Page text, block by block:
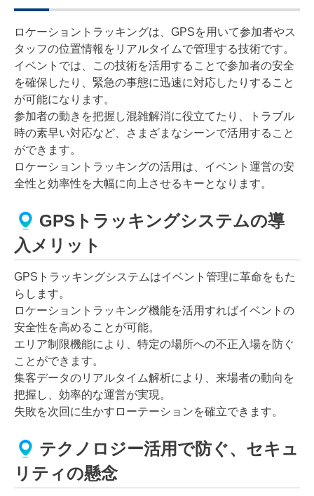
ロケーショントラッキングは、GPSを用いて参加者やス
タッフの位置情報をリアルタイムで管理する技術です。
イベントでは、この技術を活用することで参加者の安全
を確保したり、緊急の事態に迅速に対応したりすること
が可能になります。
参加者の動きを把握し混雑解消に役立てたり、トラブル
時の素早い対応など、さまざまなシーンで活用すること
ができます。
ロケーショントラッキングの活用は、イベント運営の安
全性と効率性を大幅に向上させるキーとなります。
GPSトラッキングシステムの導
入メリット
GPSトラッキングシステムはイベント管理に革命をもた
らします。
ロケーショントラッキング機能を活用すればイベントの
安全性を高めることが可能。
エリア制限機能により、特定の場所への不正入場を防ぐ
ことができます。
集客データのリアルタイム解析により、来場者の動向を
把握し、効率的な運営が実現。
失敗を次回に生かすローテーションを確立できます。
テクノロジー活用で防ぐ、セキュ
リティの懸念